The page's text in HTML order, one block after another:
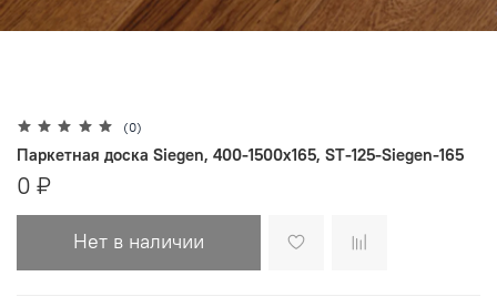
(0)
Паркетная доска Siegen, 400-1500х165, ST-125-Siegen-165
0 ₽
Нет в наличии